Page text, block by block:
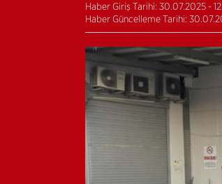
Haber Giriş Tarihi: 30.07.2025 -
Haber Güncelleme Tarihi: